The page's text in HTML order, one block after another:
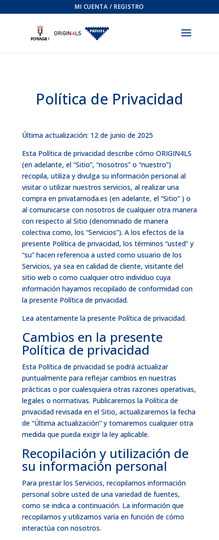
MI CUENTA / REGISTRO
Política de Privacidad
Última actualización: 12 de junio de 2025
Esta Política de privacidad describe cómo ORIGIN4LS
(en adelante, el “Sitio”, “nosotros” o “nuestro”)
recopila, utiliza y divulga su información personal al
visitar o utilizar nuestros servicios, al realizar una
compra en privatamoda.es (en adelante, el “Sitio” ) o
al comunicarse con nosotros de cualquier otra manera
con respecto al Sitio (denominado de manera
colectiva como, los “Servicios”). A los efectos de la
presente Política de privacidad, los términos “usted” y
“su” hacen referencia a usted como usuario de los
Servicios, ya sea en calidad de cliente, visitante del
sitio web o como cualquier otro individuo cuya
información hayamos recopilado de conformidad con
la presente Política de privacidad.
Lea atentamente la presente Política de privacidad.
Cambios en la presente
Política de privacidad
Esta Política de privacidad se podrá actualizar
puntualmente para reflejar cambios en nuestras
prácticas o por cualesquiera otras razones operativas,
legales o normativas. Publicaremos la Política de
privacidad revisada en el Sitio, actualizaremos la fecha
de “Última actualización” y tomaremos cualquier otra
medida que pueda exigir la ley aplicable.
Recopilación y utilización de
su información personal
Para prestar los Servicios, recopilamos información
personal sobre usted de una variedad de fuentes,
como se indica a continuación. La información que
recopilamos y utilizamos varía en función de cómo
interactúa con nosotros.